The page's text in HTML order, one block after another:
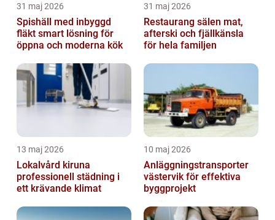
31 maj 2026
Spishäll med inbyggd
fläkt smart lösning för
öppna och moderna kök
31 maj 2026
Restaurang sälen mat,
afterski och fjällkänsla
för hela familjen
13 maj 2026
Lokalvård kiruna
professionell städning i
ett krävande klimat
10 maj 2026
Anläggningstransporter
västervik för effektiva
byggprojekt